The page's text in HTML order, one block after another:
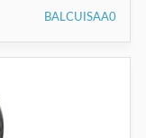
BALCUISAA0